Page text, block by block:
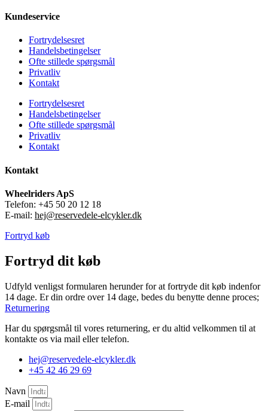
Kundeservice
Fortrydelsesret
Handelsbetingelser
Ofte stillede spørgsmål
Privatliv
Kontakt
Fortrydelsesret
Handelsbetingelser
Ofte stillede spørgsmål
Privatliv
Kontakt
Kontakt
Wheelriders ApS
Telefon: +45 50 20 12 18
E-mail: hej@reservedele-elcykler.dk
Fortryd køb
Fortryd dit køb
Udfyld venligst formularen herunder for at fortryde dit køb indenfor
14 dage. Er din ordre over 14 dage, bedes du benytte denne proces;
Returnering
Har du spørgsmål til vores returnering, er du altid velkommen til at
kontakte os via mail eller telefon.
hej@reservedele-elcykler.dk
+45 42 46 29 69
Navn
E-mail